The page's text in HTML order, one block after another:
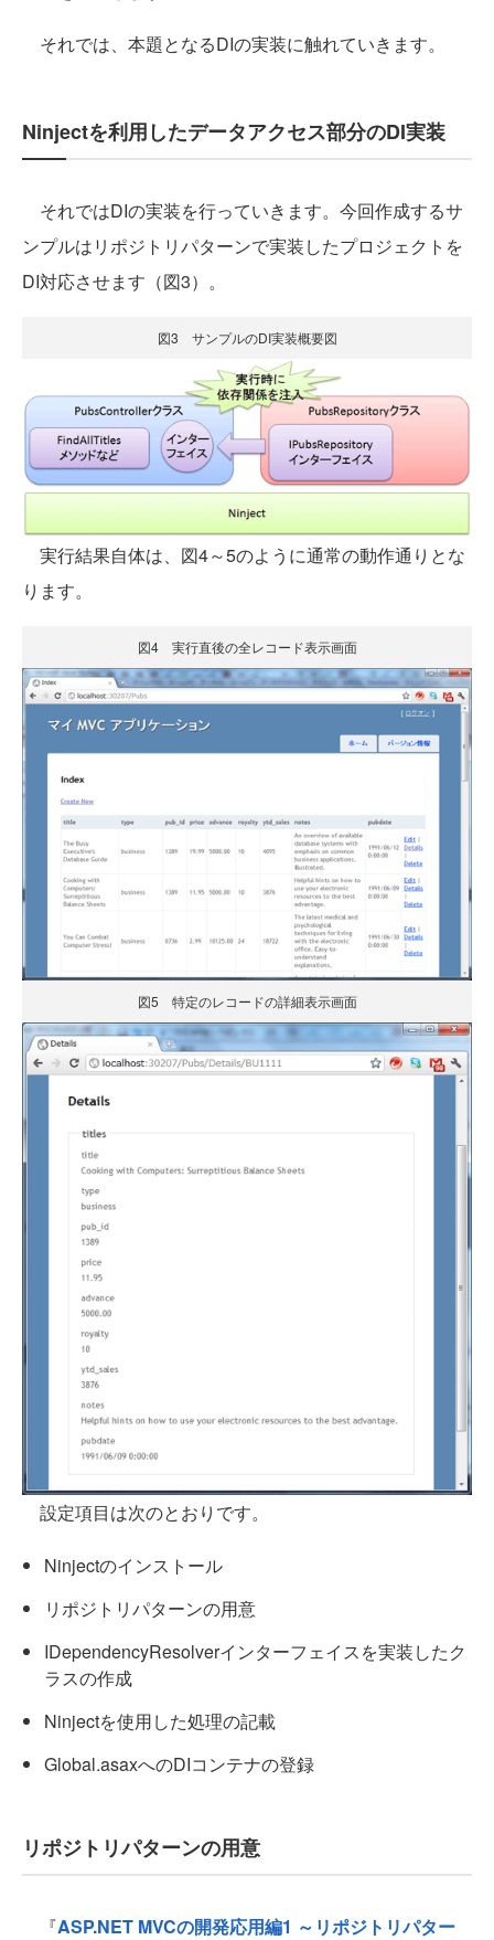
それでは、本題となるDIの実装に触れていきます。
Ninjectを利用したデータアクセス部分のDI実装
それではDIの実装を行っていきます。今回作成するサ
ンプルはリポジトリパターンで実装したプロジェクトを
DI対応させます（図3）。
図3 サンプルのDI実装概要図
実行結果自体は、図4～5のように通常の動作通りとな
ります。
図4 実行直後の全レコード表示画面
図5 特定のレコードの詳細表示画面
設定項目は次のとおりです。
Ninjectのインストール
リポジトリパターンの用意
IDependencyResolverインターフェイスを実装したク
ラスの作成
Ninjectを使用した処理の記載
Global.asaxへのDIコンテナの登録
リポジトリパターンの用意
『ASP.NET MVCの開発応用編1 ～リポジトリパター